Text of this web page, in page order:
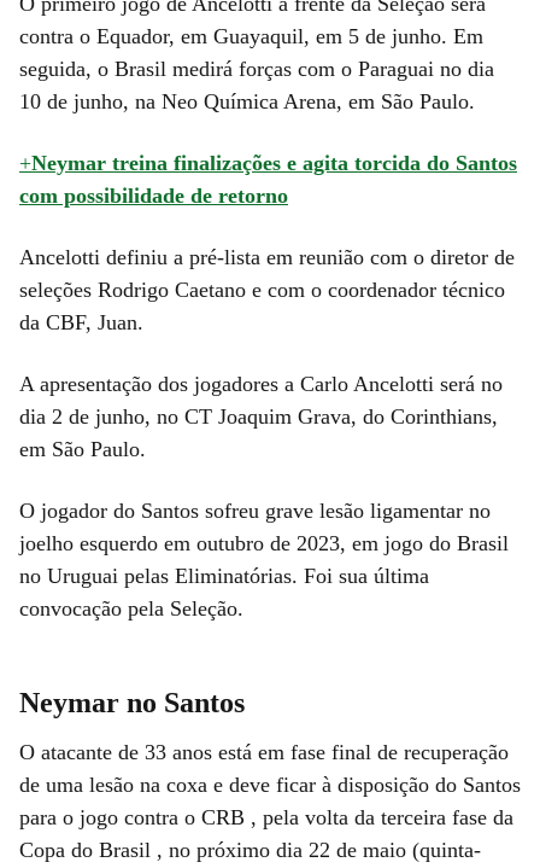
contra o Equador, em Guayaquil, em 5 de junho. Em
seguida, o Brasil medirá forças com o Paraguai no dia
10 de junho, na Neo Química Arena, em São Paulo.
+Neymar treina finalizações e agita torcida do Santos
com possibilidade de retorno
Ancelotti definiu a pré-lista em reunião com o diretor de
seleções Rodrigo Caetano e com o coordenador técnico
da CBF, Juan.
A apresentação dos jogadores a Carlo Ancelotti será no
dia 2 de junho, no CT Joaquim Grava, do Corinthians,
em São Paulo.
O jogador do Santos sofreu grave lesão ligamentar no
joelho esquerdo em outubro de 2023, em jogo do Brasil
no Uruguai pelas Eliminatórias. Foi sua última
convocação pela Seleção.
Neymar no Santos
O atacante de 33 anos está em fase final de recuperação
de uma lesão na coxa e deve ficar à disposição do Santos
para o jogo contra o CRB , pela volta da terceira fase da
Copa do Brasil , no próximo dia 22 de maio (quinta-